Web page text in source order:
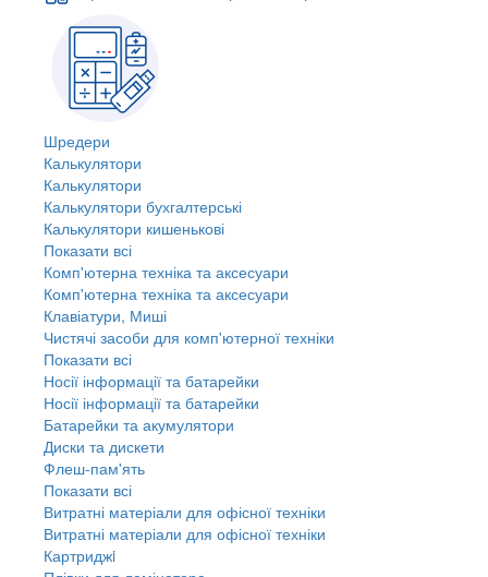
Шредери
Калькулятори
Калькулятори
Калькулятори бухгалтерські
Калькулятори кишенькові
Показати всі
Комп'ютерна техніка та аксесуари
Комп'ютерна техніка та аксесуари
Клавіатури, Миші
Чистячі засоби для комп'ютерної техніки
Показати всі
Носії інформації та батарейки
Носії інформації та батарейки
Батарейки та акумулятори
Диски та дискети
Флеш-пам'ять
Показати всі
Витратні матеріали для офісної техніки
Витратні матеріали для офісної техніки
Картриджi